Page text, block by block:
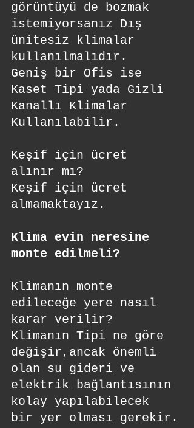
görüntüyü de bozmak
istemiyorsanız Dış
ünitesiz klimalar
kullanılmalıdır.
Geniş bir Ofis ise
Kaset Tipi yada Gizli
Kanallı Klimalar
Kullanılabilir.
Keşif için ücret
alınır mı?
Keşif için ücret
almamaktayız.
Klima evin neresine
monte edilmeli?
Klimanın monte
edileceğe yere nasıl
karar verilir?
Klimanın Tipi ne göre
değişir,ancak önemli
olan su gideri ve
elektrik bağlantısının
kolay yapılabilecek
bir yer olması gerekir.